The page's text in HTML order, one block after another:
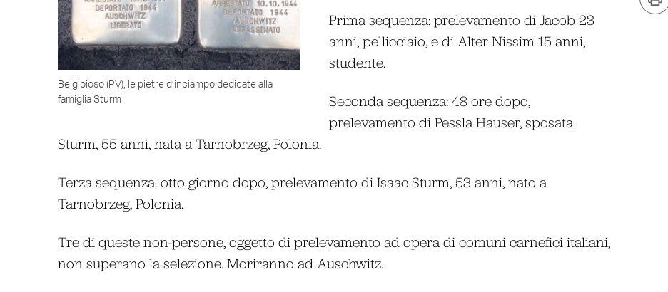
Belgioioso (PV), le pietre d’inciampo dedicate alla
famiglia Sturm
Prima sequenza: prelevamento di Jacob 23
anni, pellicciaio, e di Alter Nissim 15 anni,
studente.
Seconda sequenza: 48 ore dopo,
prelevamento di Pessla Hauser, sposata
Sturm, 55 anni, nata a Tarnobrzeg, Polonia.
Terza sequenza: otto giorno dopo, prelevamento di Isaac Sturm, 53 anni, nato a
Tarnobrzeg, Polonia.
Tre di queste non-persone, oggetto di prelevamento ad opera di comuni carnefici italiani,
non superano la selezione. Moriranno ad Auschwitz.